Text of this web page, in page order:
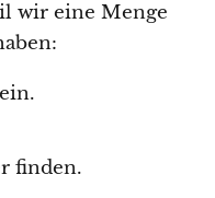
wir eine Menge
finden.